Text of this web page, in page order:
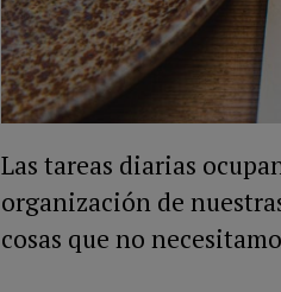
Las tareas diarias
organización de
cosas que no